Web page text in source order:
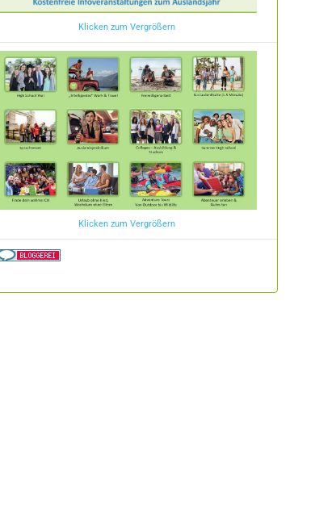
Klicken zum Vergrößern
Klicken zum Vergrößern